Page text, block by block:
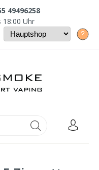
49496258
18:00 Uhr
?